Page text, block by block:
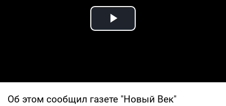
Play Video
Об этом сообщил газете "Новый Век"